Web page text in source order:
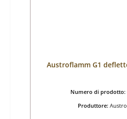
Austroflamm G1
Numero di prodotto:
Produttore: